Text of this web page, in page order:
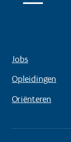
Jobs
Opleidingen
Oriënteren